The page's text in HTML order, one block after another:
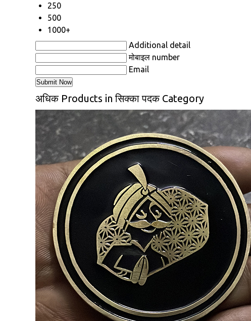
250
500
1000+
Additional detail
मोबाइल number
Email
अधिक Products in सिक्का पदक Category